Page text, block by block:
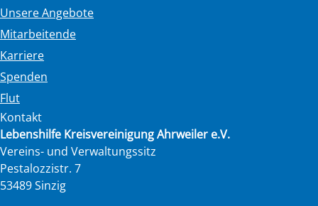
Unsere Angebote
Mitarbeitende
Karriere
Spenden
Flut
Kontakt
Lebenshilfe Kreisvereinigung Ahrweiler e.V.
Vereins- und Verwaltungssitz
Pestalozzistr. 7
53489 Sinzig